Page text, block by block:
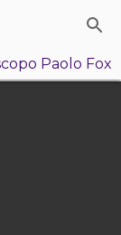
Paolo Fox